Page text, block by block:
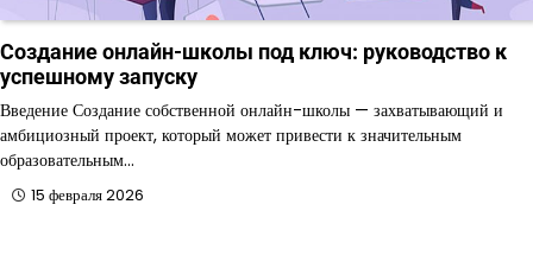
Создание онлайн-школы под ключ: руководство к
успешному запуску
Введение Создание собственной онлайн-школы — захватывающий и
амбициозный проект, который может привести к значительным
образовательным…
15 февраля 2026